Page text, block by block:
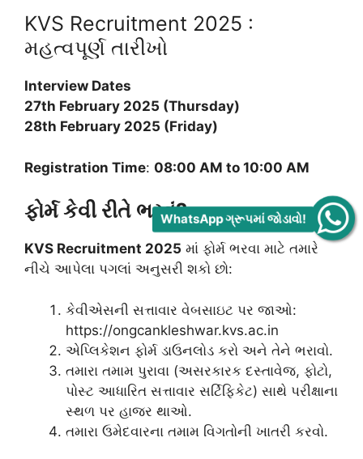
KVS Recruitment 2025 :
મહત્વપૂર્ણ તારીખો
Interview Dates
27th February 2025 (Thursday)
28th February 2025 (Friday)
Registration Time: 08:00 AM to 10:00 AM
ફોર્મ કેવી રીતે ભરવું?
KVS Recruitment 2025 માં ફોર્મ ભરવા માટે તમારે
નીચે આપેલા પગલાં અનુસરી શકો છો:
કેવીએસની સત્તાવાર વેબસાઇટ પર જાઓ:
https://ongcankleshwar.kvs.ac.in
એપ્લિકેશન ફોર્મ ડાઉનલોડ કરો અને તેને ભરાવો.
તમારા તમામ પુરાવા (અસરકારક દસ્તાવેજ, ફોટો,
પોસ્ટ આધારિત સત્તાવાર સર્ટિફિકેટ) સાથે પરીક્ષાના
સ્થળ પર હાજર થાઓ.
તમારા ઉમેદવારના તમામ વિગતોની ખાતરી કરવો.
WhatsApp ગ્રૂપમાં જોડાવો!